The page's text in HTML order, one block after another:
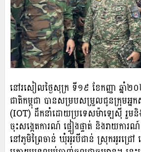
នៅរសៀលថ្ងៃសុក្រ ទី១៩ ខែកញ្ញា ឆ្នាំ២
ជាតិកម្ពុជា បានសម្របសម្រួលជូនក្រុមអ្នក
(IOT) ដឹកនាំដោយប្រទេសម៉ាឡេស៊ី រួមនិ
ចុះសង្កេតការណ៍ ផ្ទៀងផ្ទាត់ និងរាយការ
នៅភូមិព្រៃចាន់ ឃុំអូរបីជាន់ ស្រុកអូរជ្រៅ